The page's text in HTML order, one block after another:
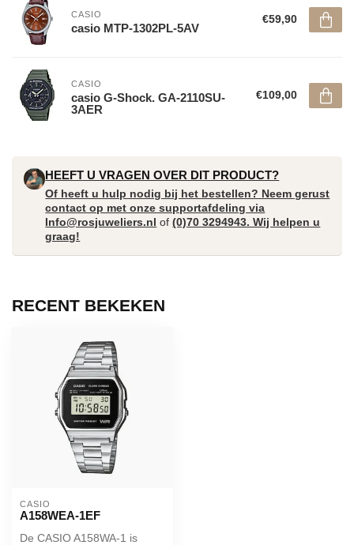
CASIO
casio MTP-1302PL-5AV
€59,90
CASIO
casio G-Shock. GA-2110SU-
3AER
€109,00
HEEFT U VRAGEN OVER DIT PRODUCT?
Of heeft u hulp nodig bij het bestellen? Neem gerust
contact op met onze supportafdeling via
Info@rosjuweliers.nl of(0)70 3294943. Wij helpen u
graag!
RECENT BEKEKEN
CASIO
A158WEA-1EF
De CASIO A158WA-1 is